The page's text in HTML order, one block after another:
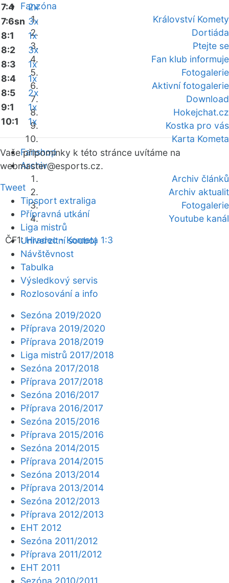
Fanzóna
Království Komety
Dortiáda
Ptejte se
Fan klub informuje
Fotogalerie
Aktivní fotogalerie
Download
Hokejchat.cz
Kostka pro vás
Karta Kometa
Fanshop
Archiv
Archiv článků
Archiv aktualit
Fotogalerie
Youtube kanál
ČF1:Hradec - Kometa 1:3
7:4
2x
7:6sn 3x
8:1
1x
8:2
3x
8:3
1x
8:4
1x
8:5
2x
9:1
1x
10:1
1x
Vaše připomínky k této stránce uvítáme na
webmaster@esports.cz.
Tweet
Tipsport extraliga
Přípravná utkání
Liga mistrů
Univerzitní souboj
Návštěvnost
Tabulka
Výsledkový servis
Rozlosování a info
Sezóna 2019/2020
Příprava 2019/2020
Příprava 2018/2019
Liga mistrů 2017/2018
Sezóna 2017/2018
Příprava 2017/2018
Sezóna 2016/2017
Příprava 2016/2017
Sezóna 2015/2016
Příprava 2015/2016
Sezóna 2014/2015
Příprava 2014/2015
Sezóna 2013/2014
Příprava 2013/2014
Sezóna 2012/2013
Příprava 2012/2013
EHT 2012
Sezóna 2011/2012
Příprava 2011/2012
EHT 2011
Sezóna 2010/2011